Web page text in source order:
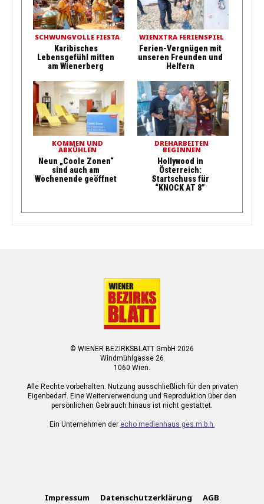
SCHWUNGVOLLE FIESTA
Karibisches
Lebensgefühl mitten
am Wienerberg
WIENXTRA FERIENSPIEL
Ferien-Vergnügen mit
unseren Freunden und
Helfern
KOMMEN UND
ABKÜHLEN
Neun „Coole Zonen“
sind auch am
Wochenende geöffnet
DREHARBEITEN
BEGINNEN
Hollywood in
Österreich:
Startschuss für
“KNOCK AT 8”
© WIENER BEZIRKSBLATT GmbH 2026
Windmühlgasse 26
1060 Wien.
Alle Rechte vorbehalten. Nutzung ausschließlich für den privaten
Eigenbedarf. Eine Weiterverwendung und Reproduktion über den
persönlichen Gebrauch hinaus ist nicht gestattet.
Ein Unternehmen der echo medienhaus ges.m.b.h.
Impressum Datenschutzerklärung AGB